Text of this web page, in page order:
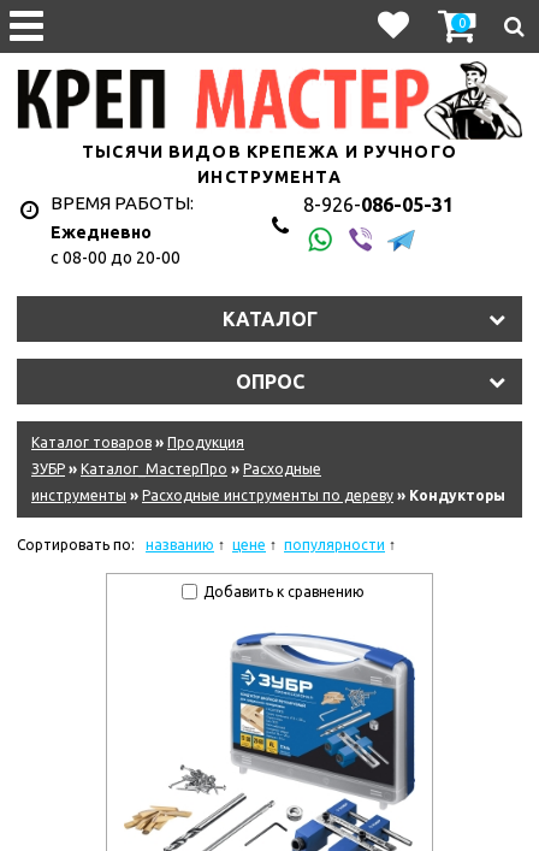
0
ТЫСЯЧИ ВИДОВ КРЕПЕЖА И РУЧНОГО
ИНСТРУМЕНТА
ВРЕМЯ РАБОТЫ:
Ежедневно
с 08-00 до 20-00
8-926-086-05-31
КАТАЛОГ
ОПРОС
Каталог товаров » Продукция
ЗУБР » Каталог_МастерПро » Расходные
инструменты » Расходные инструменты по дереву » Кондукторы
Сортировать по: названию цене популярности
Добавить к сравнению